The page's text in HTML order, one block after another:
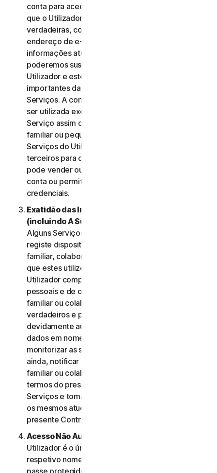
conta para aceder e usar os Serviços. É importante
que o Utilizador forneça informações de conta
verdadeiras, completas e atualizadas (incluindo um
endereço de e-mail válido) e mantenha essas
informações atualizadas. Se não o fizer,
poderemos suspender ou cessar a conta do
Utilizador e este poderá não receber notificações
importantes da NortonLifeLock relativamente aos
Serviços. A conta do Utilizador é pessoal e deve
ser utilizada exclusivamente pelo mesmo (ou, se o
Serviço assim o permitir, pelo seu agregado
familiar ou pequena empresa) para gerir os
Serviços do Utilizador e não deve ser utilizada por
terceiros para qualquer finalidade. O Utilizador não
pode vender ou transferir as credenciais da sua
conta ou permitir que outras pessoas utilizem essas
credenciais.
Exatidão das Informações do Utilizador
(incluindo A Sua Família ou Pequena Empresa)
Alguns Serviços podem permitir que o Utilizador
registe dispositivos dos membros do seu agregado
familiar, colaboradores de Pequena Empresa para
que estes utilizem os Serviços. Nesses casos, o
Utilizador compromete-se a fornecer dados
pessoais e de outros membros do seu agregado
familiar ou colaboradores da sua PE que sejam
verdadeiros e precisos e garante que está
devidamente autorizado para fornecer esses
dados em nome desses membros e para
monitorizar as suas contas. O Utilizador aceita,
ainda, notificar os membros do seu agregado
familiar ou colaboradores de PE relativamente aos
termos do presente Contrato de Licença e
Serviços e tomar as medidas necessárias para que
os mesmos atuem em conformidade com o
presente Contrato de Licença e Serviços.
Acesso Não Autorizado à Conta do Utilizador
Utilizador é o único responsável por manter o
respetivo nome de utilizador e a respetiva palavra-
passe protegidos. O Utilizador não deve partilhar